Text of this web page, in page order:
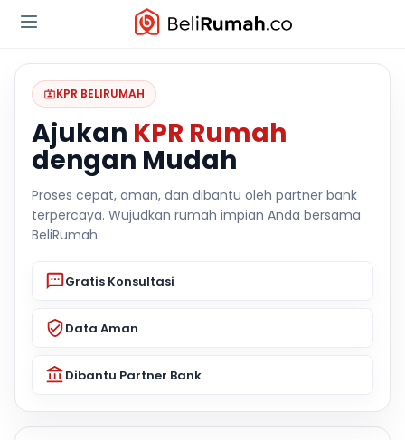
KPR BELIRUMAH
Ajukan KPR Rumah
dengan Mudah
Proses cepat, aman, dan dibantu oleh partner bank
terpercaya. Wujudkan rumah impian Anda bersama
BeliRumah.
Gratis Konsultasi
Data Aman
Dibantu Partner Bank